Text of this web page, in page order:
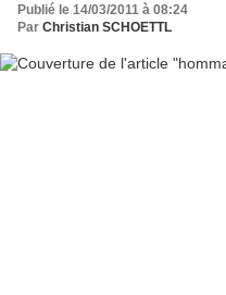
Publié le 14/03/2011 à 08:24
Par Christian SCHOETTL